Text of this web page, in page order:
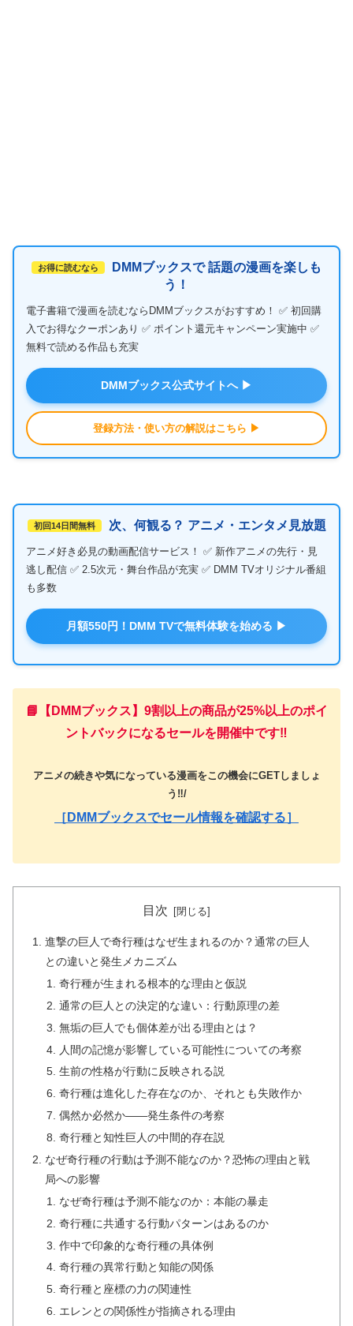
お得に読むなら
DMMブックスで 話題の漫画を楽しも
う！
電子書籍で漫画を読むならDMMブックスがおすすめ！ ✅ 初回購
入でお得なクーポンあり ✅ ポイント還元キャンペーン実施中 ✅
無料で読める作品も充実
DMMブックス公式サイトへ ▶
登録方法・使い方の解説はこちら ▶
初回14日間無料 次、何観る？ アニメ・エンタメ見放題
アニメ好き必見の動画配信サービス！ ✅ 新作アニメの先行・見
逃し配信 ✅ 2.5次元・舞台作品が充実 ✅ DMM TVオリジナル番組
も多数
月額550円！DMM TVで無料体験を始める ▶
📘【DMMブックス】9割以上の商品が25%以上のポイ
ントバックになるセールを開催中です‼️
アニメの続きや気になっている漫画をこの機会にGETしましょ
う‼️/
［DMMブックスでセール情報を確認する］
目次
進撃の巨人で奇行種はなぜ生まれるのか？通常の巨人
との違いと発生メカニズム
奇行種が生まれる根本的な理由と仮説
通常の巨人との決定的な違い：行動原理の差
無垢の巨人でも個体差が出る理由とは？
人間の記憶が影響している可能性についての考察
生前の性格が行動に反映される説
奇行種は進化した存在なのか、それとも失敗作か
偶然か必然か――発生条件の考察
奇行種と知性巨人の中間的存在説
なぜ奇行種の行動は予測不能なのか？恐怖の理由と戦
局への影響
なぜ奇行種は予測不能なのか：本能の暴走
奇行種に共通する行動パターンはあるのか
作中で印象的な奇行種の具体例
奇行種の異常行動と知能の関係
奇行種と座標の力の関連性
エレンとの関係性が指摘される理由